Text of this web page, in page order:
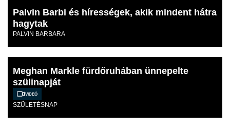
Palvin Barbi és hírességek, akik mindent hátra
hagytak
PALVIN BARBARA
Meghan Markle fürdőruhában ünnepelte
szülinapját
Videó
SZÜLETÉSNAP